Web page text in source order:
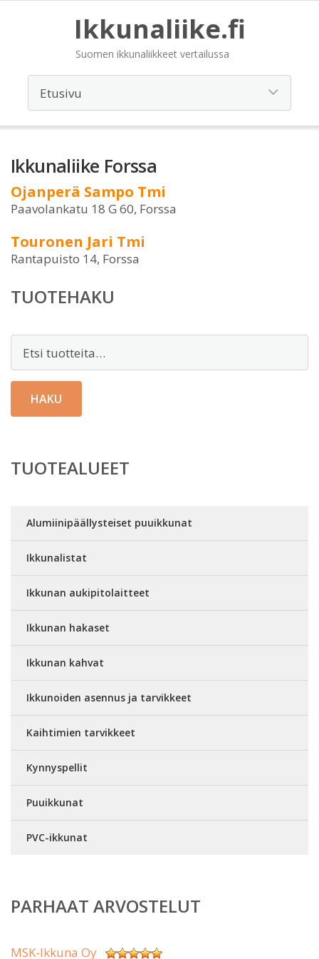
Ikkunaliike.fi
Suomen ikkunaliikkeet vertailussa
Ikkunaliike Forssa
Ojanperä Sampo Tmi
Paavolankatu 18 G 60, Forssa
Touronen Jari Tmi
Rantapuisto 14, Forssa
TUOTEHAKU
HAKU
TUOTEALUEET
Alumiinipäällysteiset puuikkunat
Ikkunalistat
Ikkunan aukipitolaitteet
Ikkunan hakaset
Ikkunan kahvat
Ikkunoiden asennus ja tarvikkeet
Kaihtimien tarvikkeet
Kynnyspellit
Puuikkunat
PVC-ikkunat
PARHAAT ARVOSTELUT
MSK-Ikkuna Oy